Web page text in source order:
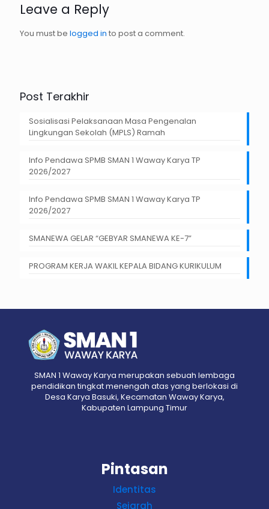
Leave a Reply
You must be logged in to post a comment.
Post Terakhir
Sosialisasi Pelaksanaan Masa Pengenalan
Lingkungan Sekolah (MPLS) Ramah
Info Pendawa SPMB SMAN 1 Waway Karya TP
2026/2027
Info Pendawa SPMB SMAN 1 Waway Karya TP
2026/2027
SMANEWA GELAR “GEBYAR SMANEWA KE-7”
PROGRAM KERJA WAKIL KEPALA BIDANG KURIKULUM
SMAN 1 Waway Karya merupakan sebuah lembaga
pendidikan tingkat menengah atas yang berlokasi di
Desa Karya Basuki, Kecamatan Waway Karya,
Kabupaten Lampung Timur
Pintasan
Identitas
Sejarah